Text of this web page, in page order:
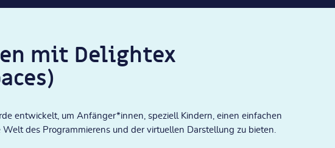
mit Delightex
entwickelt, um Anfänger*innen, speziell Kindern, einen einfachen
Welt des Programmierens und der virtuellen Darstellung zu bieten.